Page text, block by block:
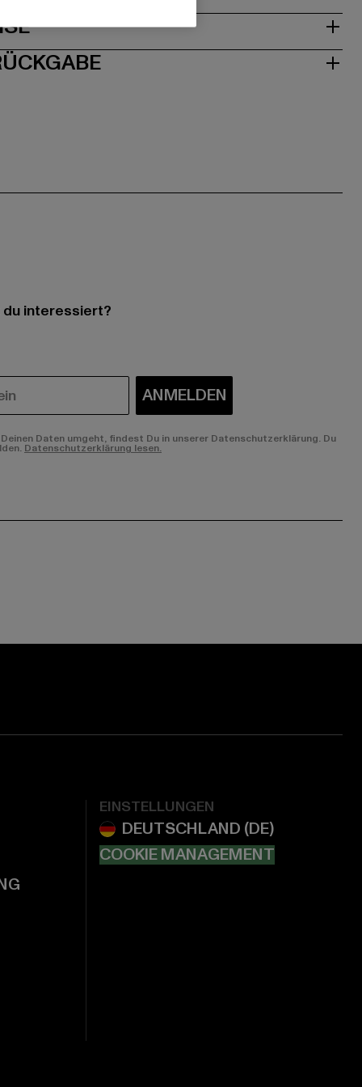
interessiert?
ANMELDEN
Daten umgeht, findest Du in unserer Datenschutzerklärung. Du
Datenschutzerklärung lesen.
EINSTELLUNGEN
COOKIE MANAGEMENT